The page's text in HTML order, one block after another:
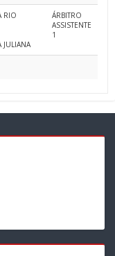
RIO
JULIANA
ÁRBITRO
ASSISTENTE
1